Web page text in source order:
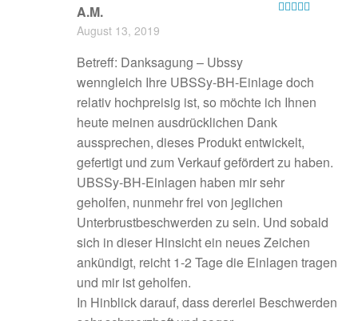
A.M.
August 13, 2019
Betreff: Danksagung – Ubssy
wenngleich Ihre UBSSy-BH-Einlage doch
relativ hochpreisig ist, so möchte ich Ihnen
heute meinen ausdrücklichen Dank
aussprechen, dieses Produkt entwickelt,
gefertigt und zum Verkauf gefördert zu haben.
UBSSy-BH-Einlagen haben mir sehr
geholfen, nunmehr frei von jeglichen
Unterbrustbeschwerden zu sein. Und sobald
sich in dieser Hinsicht ein neues Zeichen
ankündigt, reicht 1-2 Tage die Einlagen tragen
und mir ist geholfen.
In Hinblick darauf, dass dererlei Beschwerden